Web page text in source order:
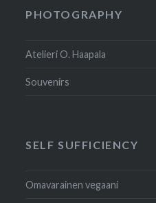
PHOTOGRAPHY
Atelieri O. Haapala
Souvenirs
SELF SUFFICIENCY
Omavarainen vegaani